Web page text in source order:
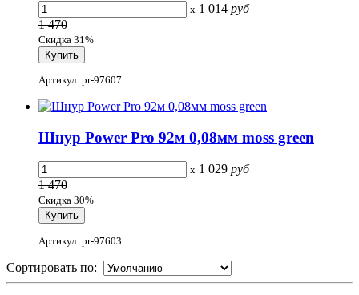
x 1 014 руб
1 470
Скидка 31%
Артикул: pr-97607
Шнур Power Pro 92м 0,08мм moss green
x 1 029 руб
1 470
Скидка 30%
Артикул: pr-97603
Сортировать по: